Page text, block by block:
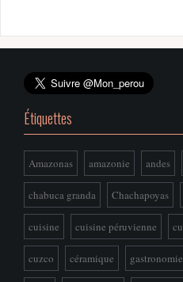
Étiquettes
Amazonas amazonie andes
chabuca granda Chachapoyas
cuisine cuisine péruvienne
cuzco céramique gastronomie